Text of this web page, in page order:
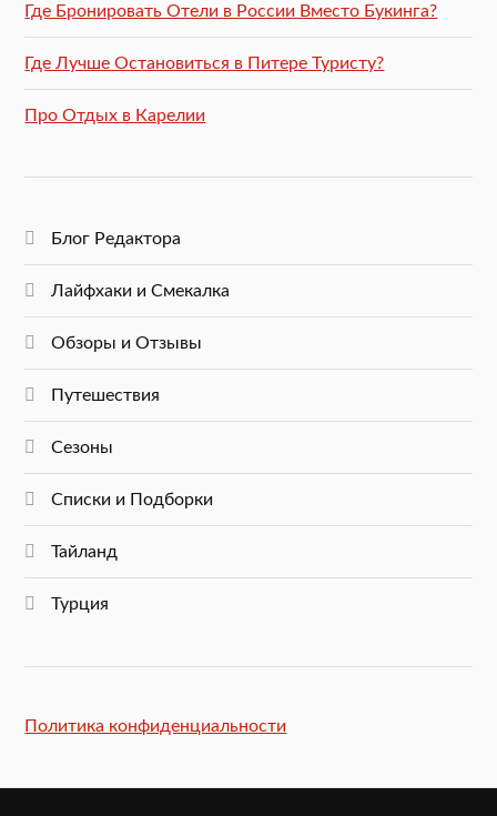
Где Бронировать Отели в России Вместо Букинга?
Где Лучше Остановиться в Питере Туристу?
Про Отдых в Карелии
Блог Редактора
Лайфхаки и Смекалка
Обзоры и Отзывы
Путешествия
Сезоны
Списки и Подборки
Тайланд
Турция
Политика конфиденциальности